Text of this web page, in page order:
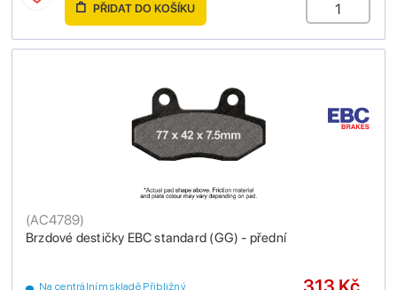
PŘIDAT DO KOŠÍKU
Brzdové destičky EBC standard (GG) - přední
(AC4789)
Na centrálním skladě Přibližný